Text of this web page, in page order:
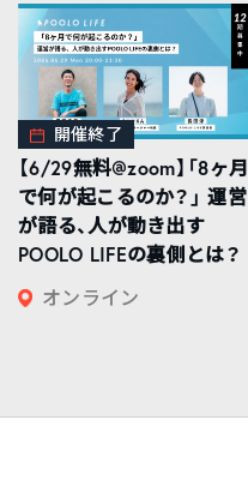
開催終了
【6/29無料@zoom】「8ヶ月
で何が起こるのか？」 運営
が語る、人が動き出す
POOLO LIFEの裏側とは？
オンライン